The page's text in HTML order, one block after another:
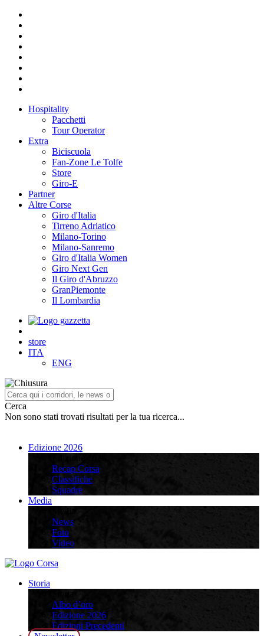
Hospitality
Pacchetti
Tour Operator
Extra
Biciscuola
Fan-Zone Le Tolfe
Store
Giro-E
Partner
Altre Corse
Giro d'Italia
Tirreno Adriatico
Milano-Torino
Milano-Sanremo
Giro d'Italia Women
Giro Next Gen
Il Giro d'Abruzzo
GranPiemonte
Il Lombardia
store
ITA
ENG
Cerca
Non sono stati trovati risultati per la tua ricerca...
Edizione 2026
Recap Corsa
Classifiche
Squadre
Media
News
Foto
Video
Storia
Albo d’oro
Edizione 2026
Edizioni Precedenti